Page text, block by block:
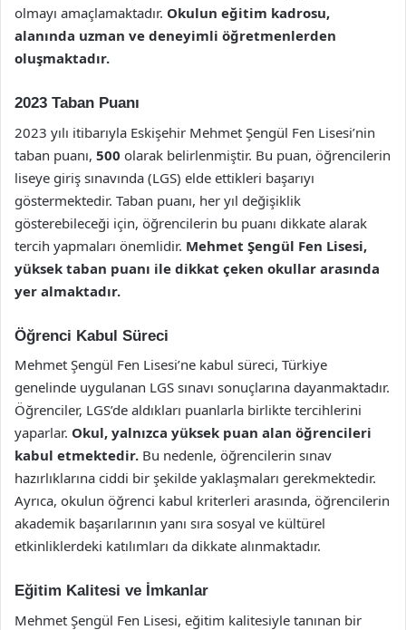
olmayı amaçlamaktadır. Okulun eğitim kadrosu,
alanında uzman ve deneyimli öğretmenlerden
oluşmaktadır.
2023 Taban Puanı
2023 yılı itibarıyla Eskişehir Mehmet Şengül Fen Lisesi’nin
taban puanı, 500 olarak belirlenmiştir. Bu puan, öğrencilerin
liseye giriş sınavında (LGS) elde ettikleri başarıyı
göstermektedir. Taban puanı, her yıl değişiklik
gösterebileceği için, öğrencilerin bu puanı dikkate alarak
tercih yapmaları önemlidir. Mehmet Şengül Fen Lisesi,
yüksek taban puanı ile dikkat çeken okullar arasında
yer almaktadır.
Öğrenci Kabul Süreci
Mehmet Şengül Fen Lisesi’ne kabul süreci, Türkiye
genelinde uygulanan LGS sınavı sonuçlarına dayanmaktadır.
Öğrenciler, LGS’de aldıkları puanlarla birlikte tercihlerini
yaparlar. Okul, yalnızca yüksek puan alan öğrencileri
kabul etmektedir. Bu nedenle, öğrencilerin sınav
hazırlıklarına ciddi bir şekilde yaklaşmaları gerekmektedir.
Ayrıca, okulun öğrenci kabul kriterleri arasında, öğrencilerin
akademik başarılarının yanı sıra sosyal ve kültürel
etkinliklerdeki katılımları da dikkate alınmaktadır.
Eğitim Kalitesi ve İmkanlar
Mehmet Şengül Fen Lisesi, eğitim kalitesiyle tanınan bir